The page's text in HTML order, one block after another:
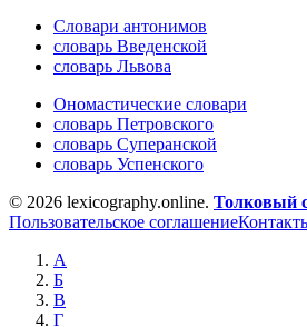
Словари антонимов
словарь Введенской
словарь Львова
Ономастические словари
словарь Петровского
словарь Суперанской
словарь Успенского
© 2026 lexicography.online. Толковый
Пользовательское соглашение
А
Б
В
Г